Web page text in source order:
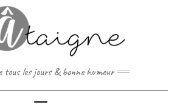
tous les jours & bonne humeur